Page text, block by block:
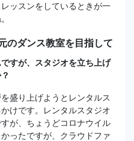
ッスンをしているときが一
のダンス教室を目指して
すが、スタジオを立ち上げ
盛り上げようとレンタルス
けです。レンタルスタジオ
が、ちょうどコロナウイル
ったですが、クラウドファ